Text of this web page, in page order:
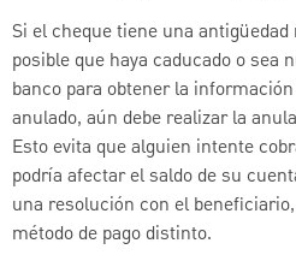
Si el cheque tiene una
posible que haya caducado o sea
banco para obtener la
anulado, aún debe realizar la
Esto evita que alguien intente
podría afectar el saldo de su
una resolución con el
método de pago distinto.